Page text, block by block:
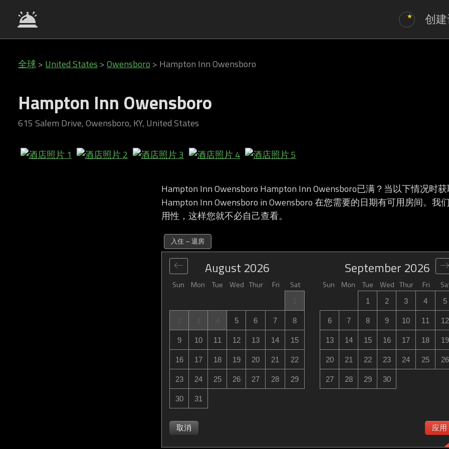
创
全球 > United States >Owensboro > Hampton Inn Owensboro
Hampton Inn Owensboro
615 Salem Drive, Owensboro, KY, United States
Hampton Inn Owensboro Hampton Inn Owensboro已满？当以下情况时
Hampton Inn Owensboro in Owensboro 在您需要的日期有可用房间。我
用性，这样您就不必自己查看。
入住 – 退房
Sun Mon Tue Wed Thur Fri Sat Sun Mon Tue Wed Thur Fri
August 2026
5 6 7 8
9 10 11 12 13 14 15
16 17 18 19 20 21 22
23 24 25 26 27 28 29
30 31
September 2026
1 2 3 4 5
6 7 8 9 10 11 12
13 14 15 16 17 18 19
20 21 22 23 24 25 26
27 28 29 30
取消 应用